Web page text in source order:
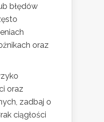
błędów
oraz
oraz
zadbaj o
ciągłości